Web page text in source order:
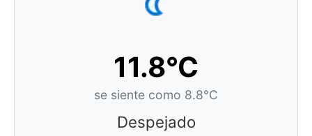
11.8°C
se siente como 8.8°C
Despejado